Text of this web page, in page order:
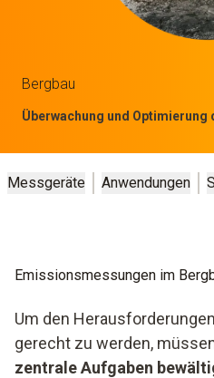
Bergbau
Überwachung und
Messgeräte Anwendungen
Emissionsmessungen im
Um den
gerecht zu werden,
zentrale Aufgaben